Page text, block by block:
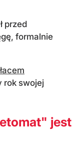
przed
formalnie
rok swojej
jest